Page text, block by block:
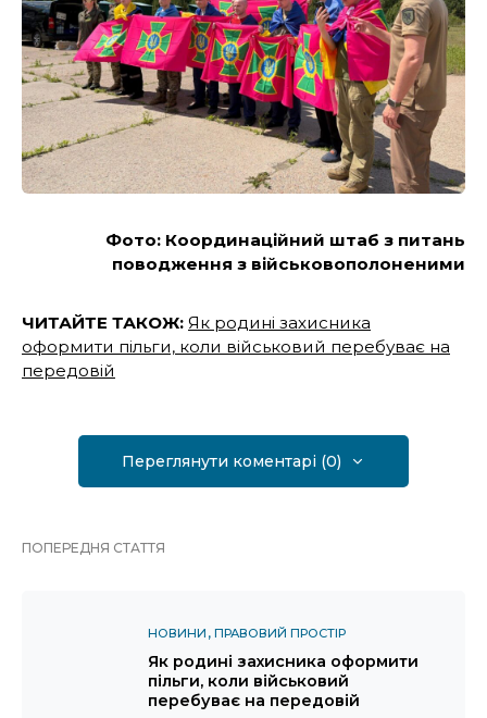
Фото: Координаційний штаб з питань
поводження з військовополоненими
ЧИТАЙТЕ ТАКОЖ: Як родині захисника
оформити пільги, коли військовий перебуває на
передовій
Переглянути коментарі (0)
ПОПЕРЕДНЯ СТАТТЯ
НОВИНИ ПРАВОВИЙ ПРОСТІР
Як родині захисника оформити
пільги, коли військовий
перебуває на передовій